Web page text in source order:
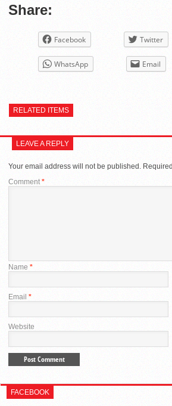
Share:
Facebook Twitter
WhatsApp Email
RELATED ITEMS
LEAVE A REPLY
Your email address will not be published.
Comment*
Name *
Email *
Website
FACEBOOK